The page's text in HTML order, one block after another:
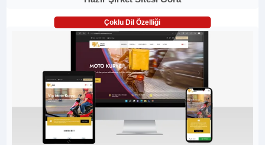
Çoklu Dil Özelliği